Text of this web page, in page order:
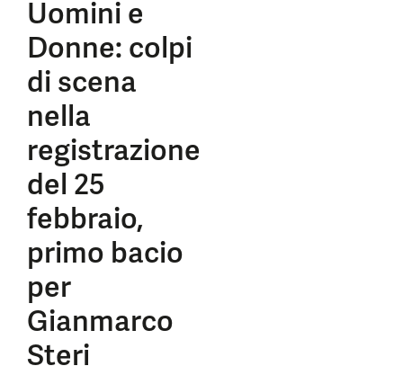
Uomini e
Donne: colpi
di scena
nella
registrazione
del 25
febbraio,
primo bacio
per
Gianmarco
Steri